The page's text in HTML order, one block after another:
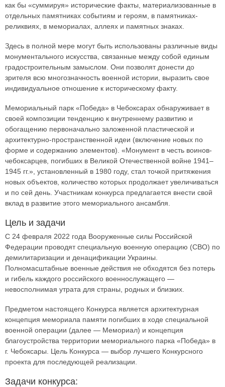
как бы «суммируя» исторические факты, материализованные в
отдельных памятниках событиям и героям, в памятниках-
реликвиях, в мемориалах, аллеях и памятных знаках.
Здесь в полной мере могут быть использованы различные виды
монументального искусства, связанные между собой единым
градостроительным замыслом. Они позволят донести до
зрителя всю многозначность военной истории, выразить свое
индивидуальное отношение к историческому факту.
Мемориальный парк «Победа» в Чебоксарах обнаруживает в
своей композиции тенденцию к внутреннему развитию и
обогащению первоначально заложенной пластической и
архитектурно-пространственной идеи (включение новых по
форме и содержанию элементов). «Монумент в честь воинов-
чебоксарцев, погибших в Великой Отечественной войне 1941–
1945 гг.», установленный в 1980 году, стал точкой притяжения
новых объектов, количество которых продолжает увеличиваться
и по сей день. Участникам конкурса предлагается внести свой
вклад в развитие этого мемориального ансамбля.
Цель и задачи
С 24 февраля 2022 года Вооруженные силы Российской
Федерации проводят специальную военную операцию (СВО) по
демилитаризации и денацификации Украины.
Полномасштабные военные действия не обходятся без потерь
и гибель каждого российского военнослужащего —
невосполнимая утрата для страны, родных и близких.
Предметом настоящего Конкурса является архитектурная
концепция мемориала памяти погибших в ходе специальной
военной операции (далее — Мемориал) и концепция
благоустройства территории мемориального парка «Победа» в
г. Чебоксары. Цель Конкурса — выбор лучшего Конкурсного
проекта для последующей реализации.
Задачи конкурса: